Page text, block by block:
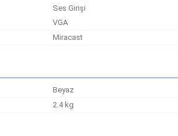
Ses Girişi
VGA
Miracast
Beyaz
2.4 kg